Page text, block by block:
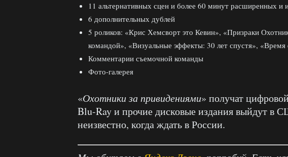
11 альтернативных сцен и более 60 минут расширенных и
6 дополнительных дублей
5 роликов: «Крис Хемсворт это Кевин», «Призраки
командой», «Визуальные эффекты: 30 лет спустя», «Время
Комментарии съемочной команды
Фото-галерея
«Охотники за привидениями» получат
Blu-Ray и прочие дисковые издания выйдут в
неизвестно, когда ждать в России.